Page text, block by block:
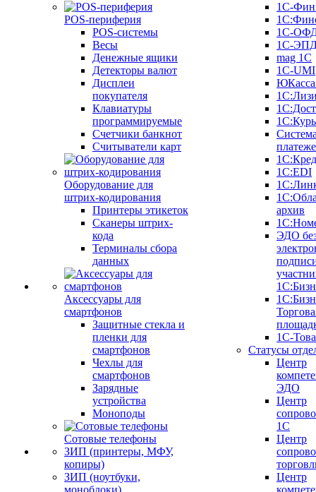
POS-периферия
POS-системы
Весы
Денежные ящики
Детекторы валют
Дисплеи
покупателя
Клавиатуры
программируемые
Счетчики банкнот
Считыватели карт
Оборудование для
штрих-кодирования
Принтеры этикеток
Сканеры штрих-
кода
Терминалы сбора
данных
Аксессуары для
смартфонов
Защитные стекла и
пленки для
смартфонов
Чехлы для
смартфонов
Зарядные
устройства
Моноподы
Сотовые телефоны
ЗИП (принтеры, МФУ,
копиры)
ЗИП (ноутбуки,
моноблоки)
1С-
1С-
1С-
mag 1C
1C-UMI
1С:EDI
архив
ЭДО
1С-
Статусы
Центр
ЭДО
Центр
1С
Центр
Центр